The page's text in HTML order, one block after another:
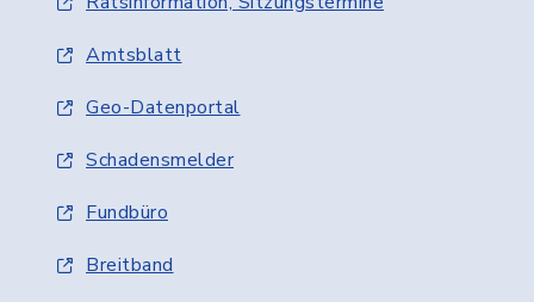
Amtsblatt
Geo-Datenportal
Schadensmelder
Fundbüro
Breitband